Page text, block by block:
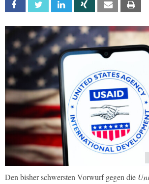
Facebook Twitter Linkedin Xing Email
Den bisher schwersten Vorwurf gegen die